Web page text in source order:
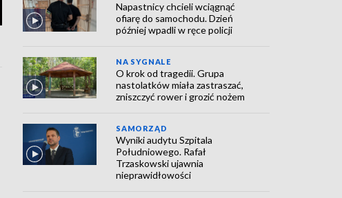
Napastnicy chcieli wciągnąć
ofiarę do samochodu. Dzień
później wpadli w ręce policji
NA SYGNALE
O krok od tragedii. Grupa
nastolatków miała zastraszać,
zniszczyć rower i grozić nożem
SAMORZĄD
Wyniki audytu Szpitala
Południowego. Rafał
Trzaskowski ujawnia
nieprawidłowości